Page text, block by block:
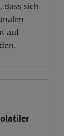
dass sich
auf